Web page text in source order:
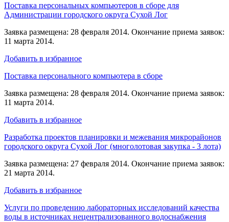
Поставка персональных компьютеров в сборе для
Администрации городского округа Сухой Лог
Заявка размещена: 28 февраля 2014. Окончание приема заявок:
11 марта 2014.
Добавить в избранное
Поставка персонального компьютера в сборе
Заявка размещена: 28 февраля 2014. Окончание приема заявок:
11 марта 2014.
Добавить в избранное
Разработка проектов планировки и межевания микрорайонов
городского округа Сухой Лог (многолотовая закупка - 3 лота)
Заявка размещена: 27 февраля 2014. Окончание приема заявок:
21 марта 2014.
Добавить в избранное
Услуги по проведению лабораторных исследований качества
воды в источниках нецентрализованного водоснабжения